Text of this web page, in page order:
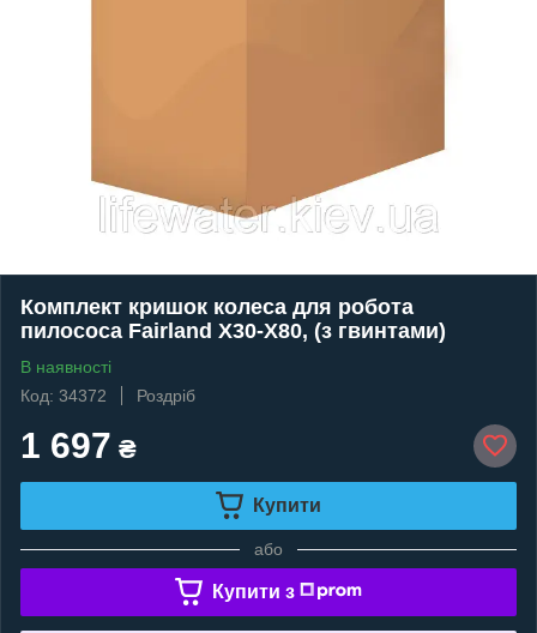
Комплект кришок колеса для робота
пилососа Fairland X30-X80, (з гвинтами)
В наявності
Код: 34372
Роздріб
1 697 ₴
Купити
або
Купити з